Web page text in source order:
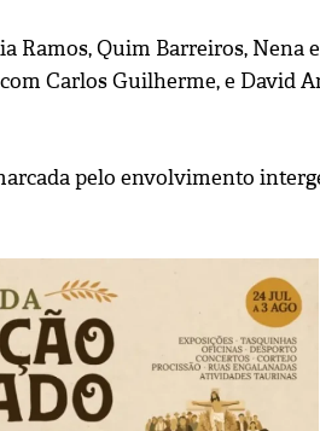
Ramos, Quim Barreiros, Nena
Carlos Guilherme, e David
pelo envolvimento